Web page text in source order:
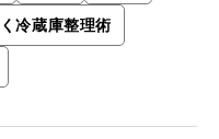
冷蔵庫整理術